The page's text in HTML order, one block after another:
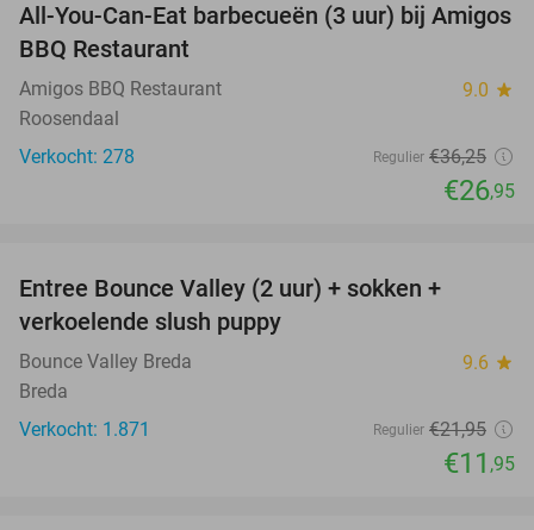
26%
All-You-Can-Eat barbecueën (3 uur) bij Amigos
BBQ Restaurant
Amigos BBQ Restaurant 9.0 star
Roosendaal
Verkocht: 278
Regulier €36,25
€26,95
Entree Bounce Valley (2 uur) + sokken +
verkoelende slush puppy
Bounce Valley Breda 9.6 star
Breda
Verkocht: 1.871
Regulier €21,95
€11 ,95